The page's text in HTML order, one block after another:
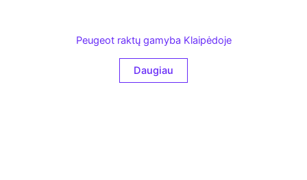
Peugeot raktų gamyba Klaipėdoje
Daugiau